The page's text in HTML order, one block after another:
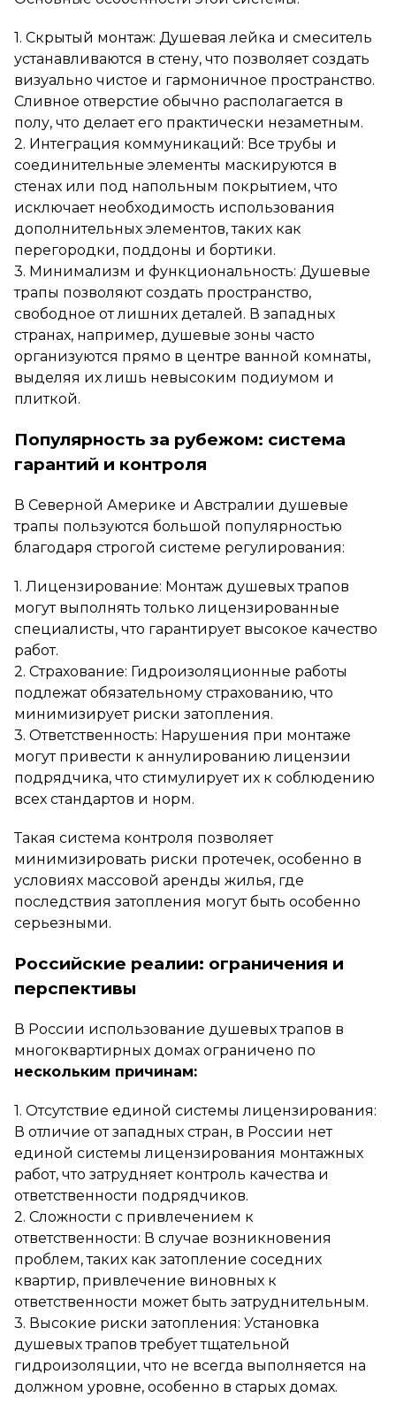
1. Скрытый монтаж: Душевая лейка и смеситель
устанавливаются в стену, что позволяет создать
визуально чистое и гармоничное пространство.
Сливное отверстие обычно располагается в
полу, что делает его практически незаметным.
2. Интеграция коммуникаций: Все трубы и
соединительные элементы маскируются в
стенах или под напольным покрытием, что
исключает необходимость использования
дополнительных элементов, таких как
перегородки, поддоны и бортики.
3. Минимализм и функциональность: Душевые
трапы позволяют создать пространство,
свободное от лишних деталей. В западных
странах, например, душевые зоны часто
организуются прямо в центре ванной комнаты,
выделяя их лишь невысоким подиумом и
плиткой.
Популярность за рубежом: система
гарантий и контроля
В Северной Америке и Австралии душевые
трапы пользуются большой популярностью
благодаря строгой системе регулирования:
1. Лицензирование: Монтаж душевых трапов
могут выполнять только лицензированные
специалисты, что гарантирует высокое качество
работ.
2. Страхование: Гидроизоляционные работы
подлежат обязательному страхованию, что
минимизирует риски затопления.
3. Ответственность: Нарушения при монтаже
могут привести к аннулированию лицензии
подрядчика, что стимулирует их к соблюдению
всех стандартов и норм.
Такая система контроля позволяет
минимизировать риски протечек, особенно в
условиях массовой аренды жилья, где
последствия затопления могут быть особенно
серьезными.
Российские реалии: ограничения и
перспективы
В России использование душевых трапов в
многоквартирных домах ограничено по
нескольким причинам:
1. Отсутствие единой системы лицензирования:
В отличие от западных стран, в России нет
единой системы лицензирования монтажных
работ, что затрудняет контроль качества и
ответственности подрядчиков.
2. Сложности с привлечением к
ответственности: В случае возникновения
проблем, таких как затопление соседних
квартир, привлечение виновных к
ответственности может быть затруднительным.
3. Высокие риски затопления: Установка
душевых трапов требует тщательной
гидроизоляции, что не всегда выполняется на
должном уровне, особенно в старых домах.